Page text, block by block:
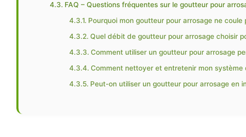
FAQ – Questions fréquentes sur le goutteur pour
Pourquoi mon goutteur pour arrosage ne coule
Quel débit de goutteur pour arrosage choisir
Comment utiliser un goutteur pour arrosage
Comment nettoyer et entretenir mon système
Peut-on utiliser un goutteur pour arrosage en